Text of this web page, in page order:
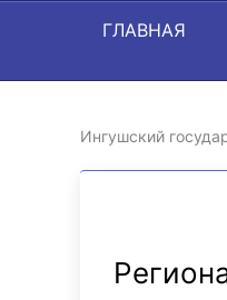
ГЛАВНАЯ
Ингушский